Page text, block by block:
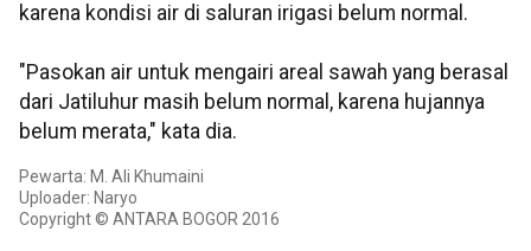
karena kondisi air di saluran irigasi belum normal.
"Pasokan air untuk mengairi areal sawah yang berasal
dari Jatiluhur masih belum normal, karena hujannya
belum merata," kata dia.
Pewarta: M. Ali Khumaini
Uploader: Naryo
Copyright © ANTARA BOGOR 2016